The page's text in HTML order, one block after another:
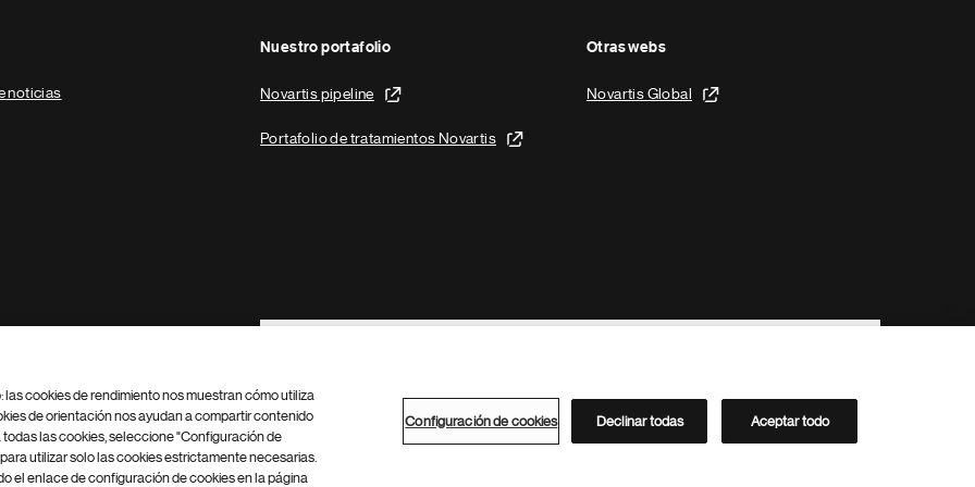
noticias
Nuestro portafolio
Novartis pipeline
Portafolio de tratamientos Novartis
Otras webs
Novartis Global
Footer Site Search
Configuración de cookies Mapa del sitio
Directorio de Novartis
cookies de rendimiento nos muestran cómo utiliza
de orientación nos ayudan a compartir contenido
las cookies, seleccione "Configuración de
utilizar solo las cookies estrictamente necesarias.
el enlace de configuración de cookies en la página
Configuración de cookies Declinar todas Aceptar todo